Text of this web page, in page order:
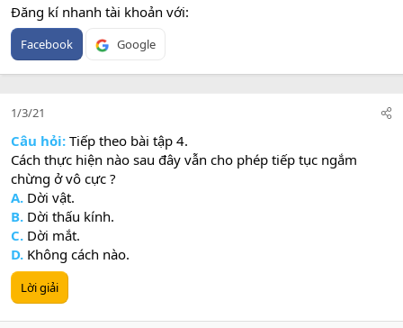
Đăng kí nhanh tài khoản với
Facebook Google
1/3/21
Câu hỏi: Tiếp theo bài tập 4.
Cách thực hiện nào sau đây vẫn cho phép tiếp tục ngắm
chừng ở vô cực ?
A. Dời vật.
B. Dời thấu kính.
C. Dời mắt.
D. Không cách nào.
Lời giải